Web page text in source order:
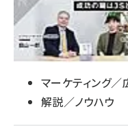
マーケティング／
解説／ノウハウ